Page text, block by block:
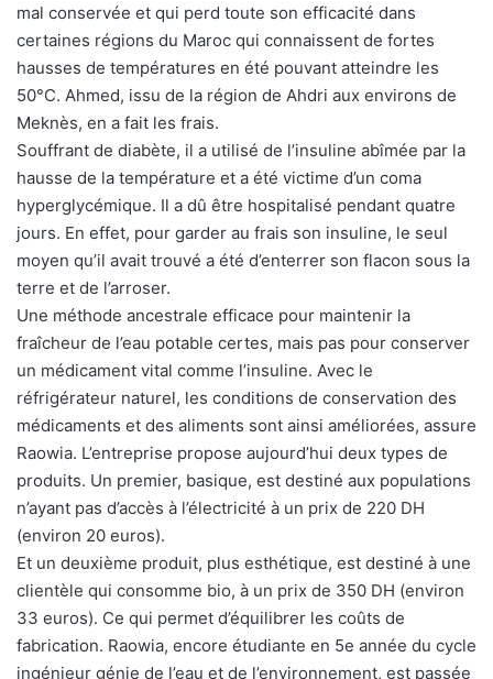
mal conservée et qui perd toute son efficacité dans
certaines régions du Maroc qui connaissent de fortes
hausses de températures en été pouvant atteindre les
50°C. Ahmed, issu de la région de Ahdri aux environs de
Meknès, en a fait les frais.
Souffrant de diabète, il a utilisé de l’insuline abîmée par la
hausse de la température et a été victime d’un coma
hyperglycémique. Il a dû être hospitalisé pendant quatre
jours. En effet, pour garder au frais son insuline, le seul
moyen qu’il avait trouvé a été d’enterrer son flacon sous la
terre et de l’arroser.
Une méthode ancestrale efficace pour maintenir la
fraîcheur de l’eau potable certes, mais pas pour conserver
un médicament vital comme l’insuline. Avec le
réfrigérateur naturel, les conditions de conservation des
médicaments et des aliments sont ainsi améliorées, assure
Raowia. L’entreprise propose aujourd’hui deux types de
produits. Un premier, basique, est destiné aux populations
n’ayant pas d’accès à l’électricité à un prix de 220 DH
(environ 20 euros).
Et un deuxième produit, plus esthétique, est destiné à une
clientèle qui consomme bio, à un prix de 350 DH (environ
33 euros). Ce qui permet d’équilibrer les coûts de
fabrication. Raowia, encore étudiante en 5e année du cycle
ingénieur génie de l’eau et de l’environnement, est passée